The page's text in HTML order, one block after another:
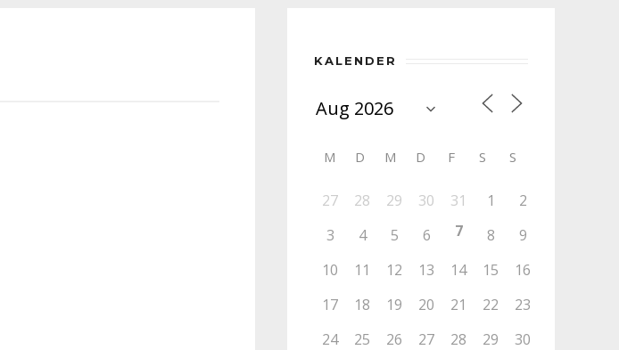
KALENDER
M D M D F S S
27 28 29 30 31 1
2
3
4 5 6 7 8
9
10
11 12 13 14 15
16
17
18 19 20 21 22
23
24
25 26 27 28 29
30